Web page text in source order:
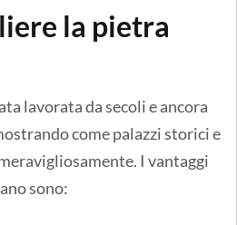
la pietra
lavorata da secoli e ancora
come palazzi storici e
I vantaggi
sono: